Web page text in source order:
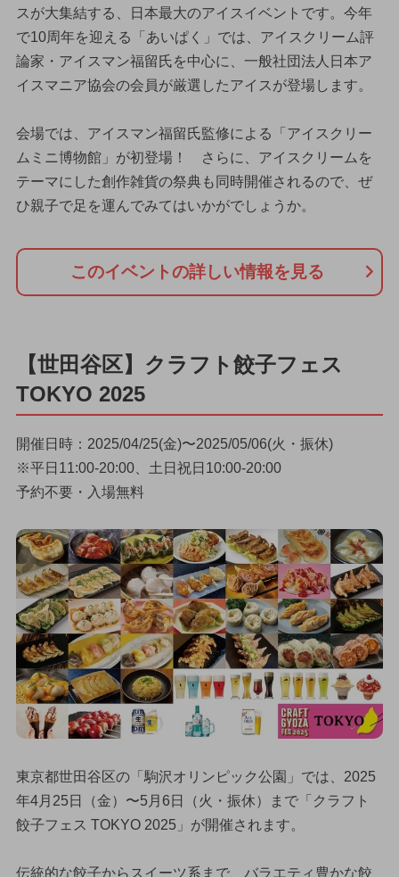
スが大集結する、日本最大のアイスイベントです。今年
で10周年を迎える「あいぱく」では、アイスクリーム評
論家・アイスマン福留氏を中心に、一般社団法人日本ア
イスマニア協会の会員が厳選したアイスが登場します。
会場では、アイスマン福留氏監修による「アイスクリー
ムミニ博物館」が初登場！ さらに、アイスクリームを
テーマにした創作雑貨の祭典も同時開催されるので、ぜ
ひ親子で足を運んでみてはいかがでしょうか。
このイベントの詳しい情報を見る
【世田谷区】クラフト餃子フェス
TOKYO 2025
開催日時：2025/04/25(金)〜2025/05/06(火・振休)
※平日11:00-20:00、土日祝日10:00-20:00
予約不要・入場無料
東京都世田谷区の「駒沢オリンピック公園」では、2025
年4月25日（金）〜5月6日（火・振休）まで「クラフト
餃子フェス TOKYO 2025」が開催されます。
伝統的な餃子からスイーツ系まで、バラエティ豊かな餃